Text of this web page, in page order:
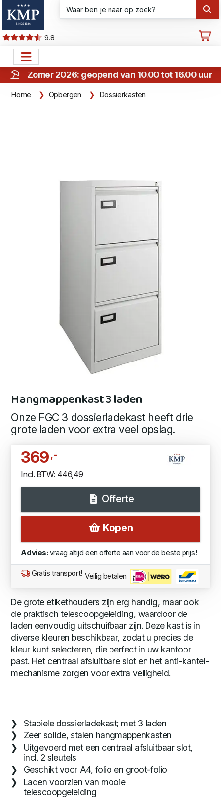
9.8
Zomer 2026: geopend van 10.00 tot 16.00 uur
Home Opbergen Dossierkasten
Hangmappenkast 3 laden
Onze FGC 3 dossierladekast heeft drie
grote laden voor extra veel opslag.
369,-
Incl. BTW: 446,49
Offerte
Kopen
Advies: vraag altijd een offerte aan voor de beste prijs!
Gratis transport! Veilig betalen
De grote etikethouders zijn erg handig, maar ook
de praktisch telescoopgeleiding, waardoor de
laden eenvoudig uitschuifbaar zijn. Deze kast is in
diverse kleuren beschikbaar, zodat u precies de
kleur kunt selecteren, die perfect in uw kantoor
past. Het centraal afsluitbare slot en het anti-kantel-
mechanisme zorgen voor extra veiligheid.
Stabiele dossierladekast; met 3 laden
Zeer solide, stalen hangmappenkasten
Uitgevoerd met een centraal afsluitbaar slot,
incl. 2 sleutels
Geschikt voor A4, folio en groot-folio
Laden voorzien van mooie
telescoopgeleiding